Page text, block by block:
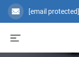
[email protected]